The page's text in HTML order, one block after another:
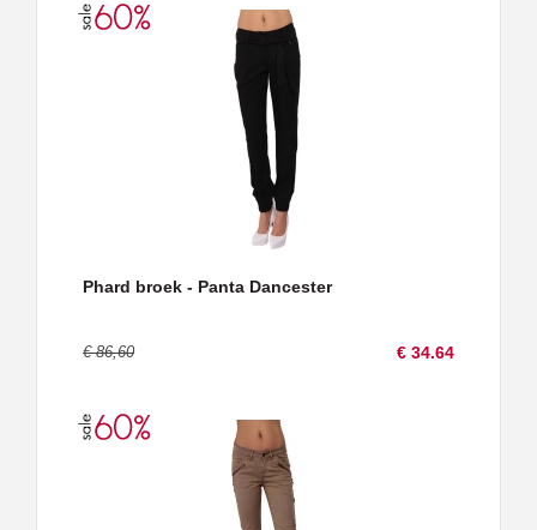
Phard broek - Panta Dancester
€ 86,60 € 34.64